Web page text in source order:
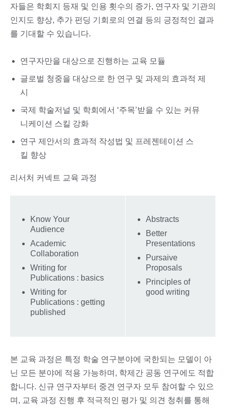
자들은 학회지 등재 및 인용 횟수의 증가, 연구자 및 기관의
인지도 향상, 추가 펀딩 기회로의 연결 등의 긍정적인 결과
를 기대할 수 있습니다.
연구자만을 대상으로 진행하는 교육 모듈
글로벌 청중을 대상으로 한 연구 및 과제의 효과적 제
시
국제 학술저널 및 학회에서 ‘주목’받을 수 있는 커뮤
니케이션 스킬 강화
연구 제안서의 효과적 작성법 및 프레젠테이션 스
킬 향상
리서처 커넥트 교육 과정
Know Your
Audience
Academic
Collaboration
Writing for
Publications : basics
Writing for
Publications : getting
published
Abstracts
Better
Presentations
Pursaive
Proposals
Principles of
good writing
본 교육 과정은 특정 학술 연구분야에 국한되는 모델이 아
닌 모든 분야에 적용 가능하며, 학제간 공동 연구에도 적합
합니다. 신규 연구자부터 중견 연구자 모두 참여할 수 있으
며, 교육 과정 진행 후 적극적인 평가 및 의견 청취를 통해